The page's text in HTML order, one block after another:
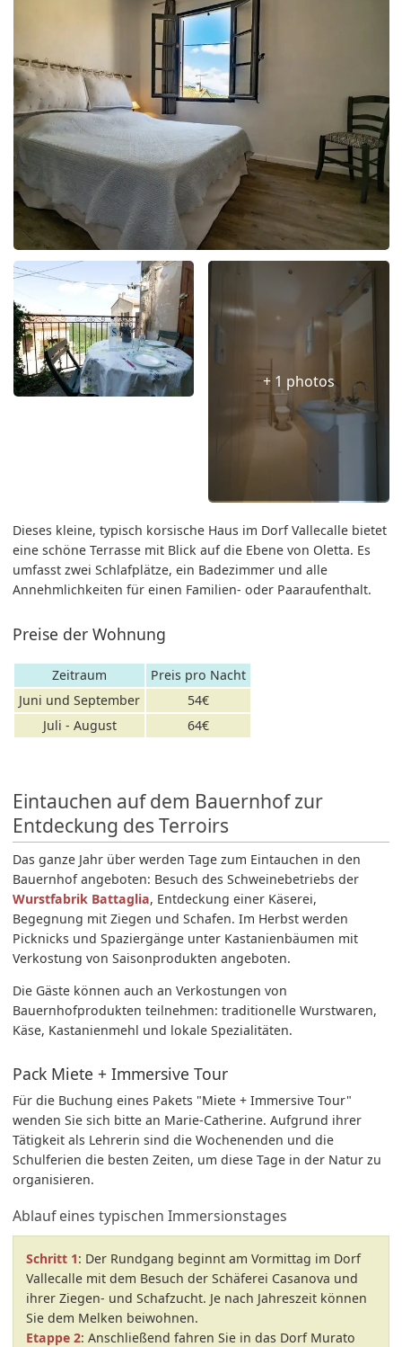
+ 1 photos
Dieses kleine, typisch korsische Haus im Dorf Vallecalle bietet
eine schöne Terrasse mit Blick auf die Ebene von Oletta. Es
umfasst zwei Schlafplätze, ein Badezimmer und alle
Annehmlichkeiten für einen Familien- oder Paaraufenthalt.
Preise der Wohnung
Zeitraum
Preis pro Nacht
Juni und September
54€
Juli - August
64€
Eintauchen auf dem Bauernhof zur
Entdeckung des Terroirs
Das ganze Jahr über werden Tage zum Eintauchen in den
Bauernhof angeboten: Besuch des Schweinebetriebs der
Wurstfabrik Battaglia, Entdeckung einer Käserei,
Begegnung mit Ziegen und Schafen. Im Herbst werden
Picknicks und Spaziergänge unter Kastanienbäumen mit
Verkostung von Saisonprodukten angeboten.
Die Gäste können auch an Verkostungen von
Bauernhofprodukten teilnehmen: traditionelle Wurstwaren,
Käse, Kastanienmehl und lokale Spezialitäten.
Pack Miete + Immersive Tour
Für die Buchung eines Pakets "Miete + Immersive Tour"
wenden Sie sich bitte an Marie-Catherine. Aufgrund ihrer
Tätigkeit als Lehrerin sind die Wochenenden und die
Schulferien die besten Zeiten, um diese Tage in der Natur zu
organisieren.
Ablauf eines typischen Immersionstages
Schritt 1: Der Rundgang beginnt am Vormittag im Dorf
Vallecalle mit dem Besuch der Schäferei Casanova und
ihrer Ziegen- und Schafzucht. Je nach Jahreszeit können
Sie dem Melken beiwohnen.
Etappe 2: Anschließend fahren Sie in das Dorf Murato